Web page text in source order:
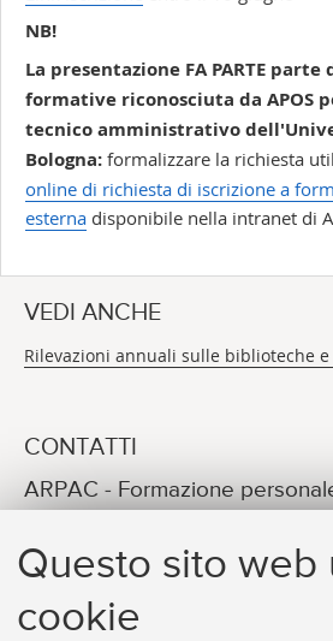
Questo sito web
cookie
NB!
La presentazione FA PARTE
formative riconosciuta da APOS
tecnico amministrativo
Bologna: formalizzare la richiesta
online di richiesta di iscrizione a
esternadisponibile nella intranet di
VEDI ANCHE
Rilevazioni annuali sulle biblioteche
CONTATTI
ARPAC - Formazione
E-MAIL
arpac.formazione@unibo.it